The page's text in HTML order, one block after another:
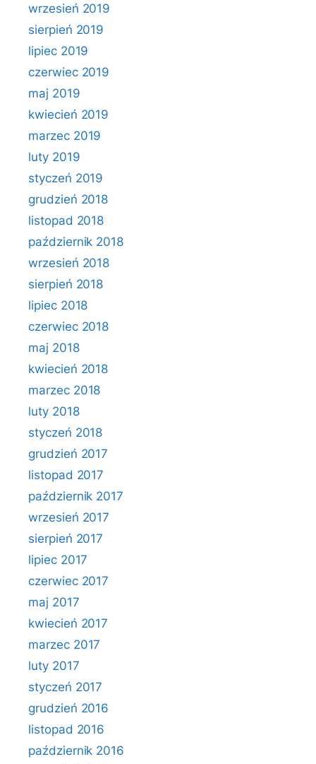
wrzesień 2019
sierpień 2019
lipiec 2019
czerwiec 2019
maj 2019
kwiecień 2019
marzec 2019
luty 2019
styczeń 2019
grudzień 2018
listopad 2018
październik 2018
wrzesień 2018
sierpień 2018
lipiec 2018
czerwiec 2018
maj 2018
kwiecień 2018
marzec 2018
luty 2018
styczeń 2018
grudzień 2017
listopad 2017
październik 2017
wrzesień 2017
sierpień 2017
lipiec 2017
czerwiec 2017
maj 2017
kwiecień 2017
marzec 2017
luty 2017
styczeń 2017
grudzień 2016
listopad 2016
październik 2016